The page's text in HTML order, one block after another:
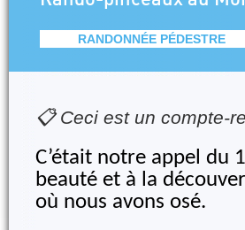
RANDONNÉE PÉDESTRE
📋 Ceci est un compte-
C’était notre appel du
beauté et à la
où nous avons osé.